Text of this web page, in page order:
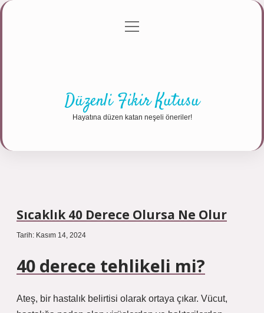
Gizlilik Politikası
menüyü
Düzenli Fikir Kutusu
Hayatına düzen katan neşeli öneriler!
Sıcaklık 40 Derece Olursa Ne Olur
Tarih: Kasım 14, 2024
40 derece tehlikeli mi?
Ateş, bir hastalık belirtisi olarak ortaya çıkar. Vücut,